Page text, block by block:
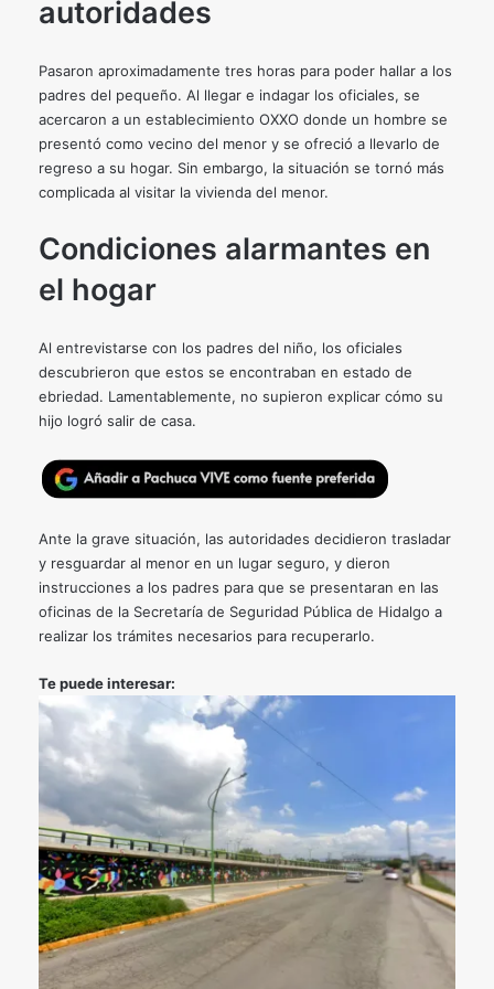
autoridades
Pasaron aproximadamente tres horas para poder hallar a los
padres del pequeño. Al llegar e indagar los oficiales, se
acercaron a un establecimiento OXXO donde un hombre se
presentó como vecino del menor y se ofreció a llevarlo de
regreso a su hogar. Sin embargo, la situación se tornó más
complicada al visitar la vivienda del menor.
Condiciones alarmantes en
el hogar
Al entrevistarse con los padres del niño, los oficiales
descubrieron que estos se encontraban en estado de
ebriedad. Lamentablemente, no supieron explicar cómo su
hijo logró salir de casa.
Ante la grave situación, las autoridades decidieron trasladar
y resguardar al menor en un lugar seguro, y dieron
instrucciones a los padres para que se presentaran en las
oficinas de la Secretaría de Seguridad Pública de Hidalgo a
realizar los trámites necesarios para recuperarlo.
Te puede interesar: